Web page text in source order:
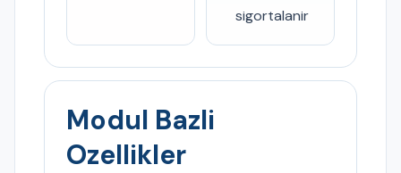
sigortalanir
Modul Bazli
Ozellikler